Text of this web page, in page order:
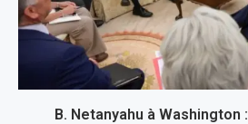
B. Netanyahu à Washington